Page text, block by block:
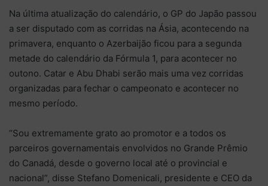
Na última atualização do calendário, o GP do Japão passou
a ser disputado com as corridas na Ásia, acontecendo na
primavera, enquanto o Azerbaijão ficou para a segunda
metade do calendário da Fórmula 1, para acontecer no
outono. Catar e Abu Dhabi serão mais uma vez corridas
organizadas para fechar o campeonato e acontecer no
mesmo período.
“Sou extremamente grato ao promotor e a todos os
parceiros governamentais envolvidos no Grande Prêmio
do Canadá, desde o governo local até o provincial e
nacional”, disse Stefano Domenicali, presidente e CEO da